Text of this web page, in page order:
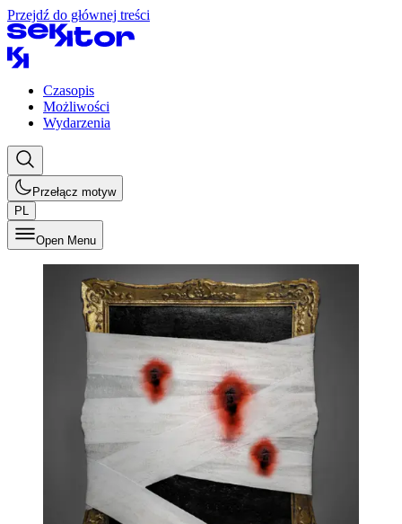
Przejdź do głównej treści
Czasopis
Możliwości
Wydarzenia
Przełącz motyw
PL
Open Menu